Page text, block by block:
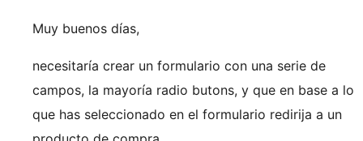
Muy buenos días,
necesitaría crear un formulario con una serie de
campos, la mayoría radio butons, y que en base a lo
que has seleccionado en el formulario redirija a un